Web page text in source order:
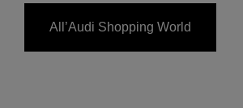
All’Audi Shopping World